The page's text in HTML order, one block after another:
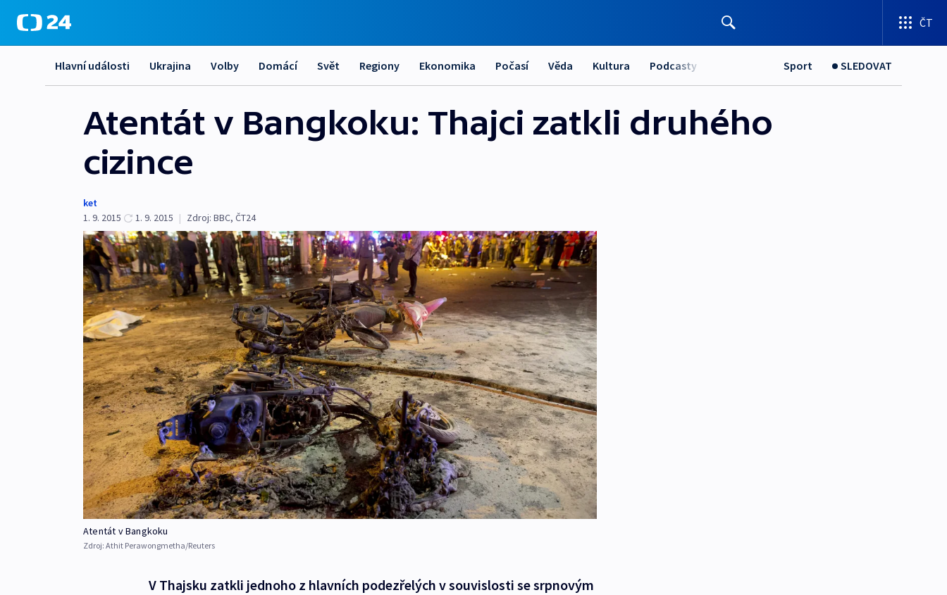
ČT
Hlavní události Ukrajina Volby Domácí Svět Regiony Ekonomika Počasí Věda Kultura Podcasty Sport SLEDOVAT
Atentát v Bangkoku: Thajci zatkli druhého
cizince
ket
1. 9. 2015
1. 9. 2015 | Zdroj: BBC, ČT24
Atentát v Bangkoku
Zdroj: Athit Perawongmetha/Reuters
V Thajsku zatkli jednoho z hlavních podezřelých v souvislosti se srpnovým